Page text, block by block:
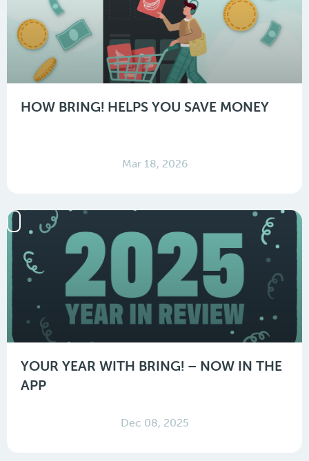
HOW BRING! HELPS YOU SAVE MONEY
Mar 18, 2026
YOUR YEAR WITH BRING! – NOW IN THE
APP
Dec 08, 2025